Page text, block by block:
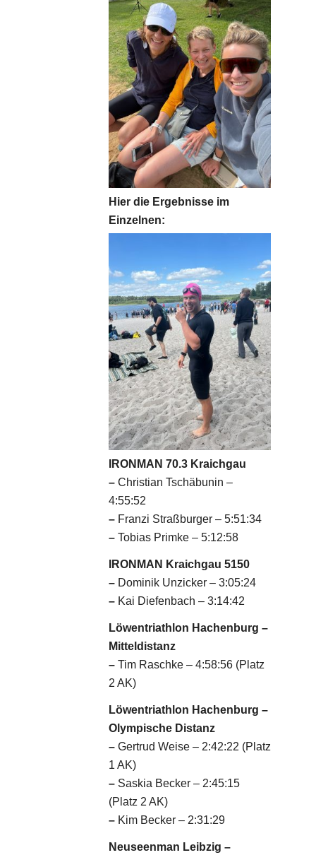
Hier die Ergebnisse im
Einzelnen:
IRONMAN 70.3 Kraichgau
– Christian Tschäbunin –
4:55:52
– Franzi Straßburger – 5:51:34
– Tobias Primke – 5:12:58
IRONMAN Kraichgau 5150
– Dominik Unzicker – 3:05:24
– Kai Diefenbach – 3:14:42
Löwentriathlon Hachenburg –
Mitteldistanz
– Tim Raschke – 4:58:56 (Platz
2 AK)
Löwentriathlon Hachenburg –
Olympische Distanz
– Gertrud Weise – 2:42:22 (Platz
1 AK)
– Saskia Becker – 2:45:15
(Platz 2 AK)
– Kim Becker – 2:31:29
Neuseenman Leibzig –